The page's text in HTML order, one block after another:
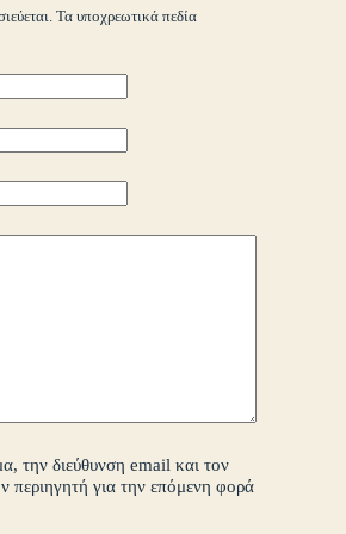
εί
Τα υποχρεωτικά πεδία
την διεύθυνση email και τον
περιηγητή για την επόμενη φορά